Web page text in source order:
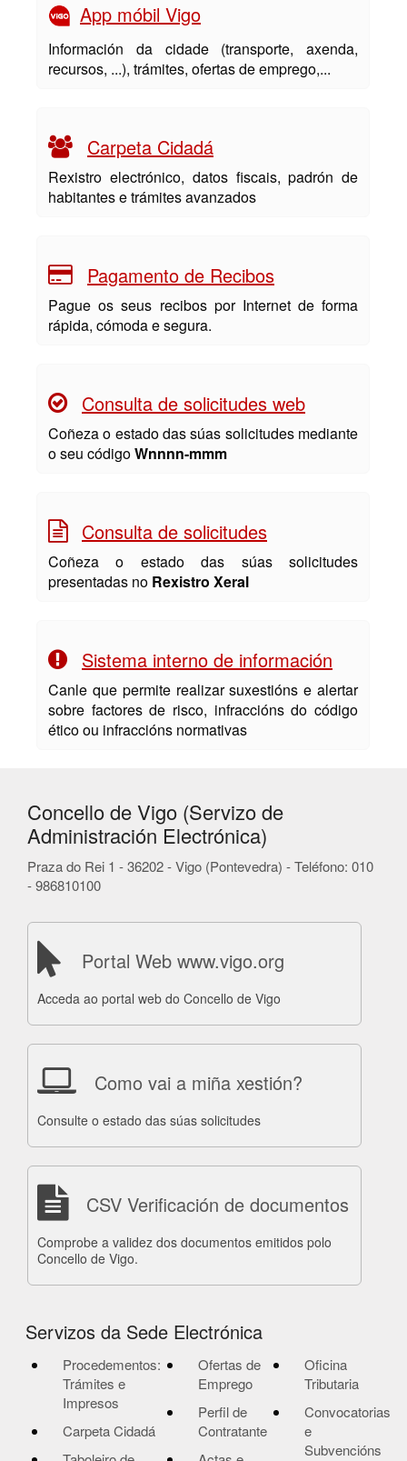
App móbil Vigo
Información da cidade (transporte, axenda,
recursos, ...), trámites, ofertas de emprego,...
Carpeta Cidadá
Rexistro electrónico, datos fiscais, padrón de
habitantes e trámites avanzados
Pagamento de Recibos
Pague os seus recibos por Internet de forma
rápida, cómoda e segura.
Consulta de solicitudes web
Coñeza o estado das súas solicitudes mediante
o seu códigoWnnnn-mmm
Consulta de solicitudes
Coñeza o estado das súas solicitudes
presentadas no Rexistro Xeral
Sistema interno de información
Canle que permite realizar suxestións e alertar
sobre factores de risco, infraccións do código
ético ou infraccións normativas
Concello de Vigo (Servizo de
Administración Electrónica)
Praza do Rei 1 - 36202 - Vigo (Pontevedra) - Teléfono: 010
- 986810100
Portal Web www.vigo.org
Acceda ao portal web do Concello de Vigo
Como vai a miña xestión?
Consulte o estado das súas solicitudes
CSV Verificación de documentos
Comprobe a validez dos documentos emitidos polo
Concello de Vigo.
Servizos da Sede Electrónica
Procedementos:
Trámites e
Impresos
Carpeta Cidadá
Ofertas de
Emprego
Perfil de
Contratante
Oficina
Tributaria
Convocatorias
e
Subvencións